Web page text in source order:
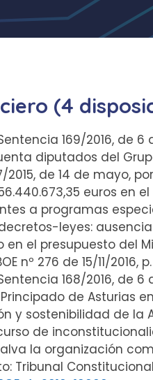
(4
169/2016, de
diputados del
2015, de 14 de mayo,
euros en
a programas
leyes:
en el presupuesto del
nº 276 de 15/11/
168/2016, de
de Asturias
y sostenibilidad de la
de
la organización
Tribunal Constitucional